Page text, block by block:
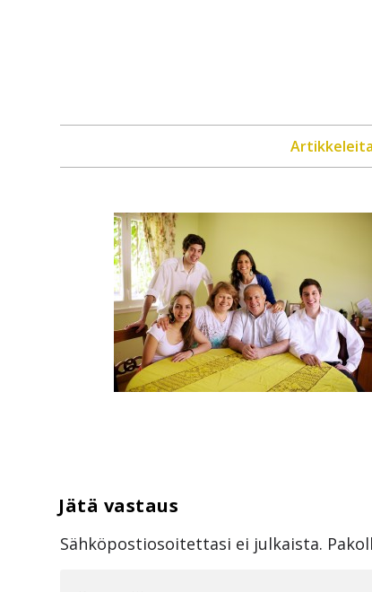
Artikkeleita
Sähköpostiosoitettasi ei julkaista.